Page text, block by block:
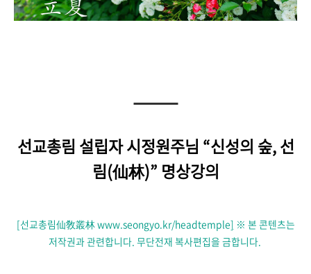
선교총림 설립자 시정원주님 “신성의 숲, 선
림(仙林)” 명상강의
[선교총림仙敎叢林 www.seongyo.kr/headtemple] ※ 본 콘텐츠는
저작권과 관련합니다. 무단전재 복사편집을 금합니다.​